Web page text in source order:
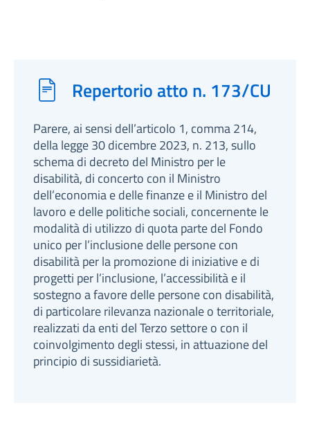
Repertorio atto n. 173/CU
Parere, ai sensi dell’articolo 1, comma 214,
della legge 30 dicembre 2023, n. 213, sullo
schema di decreto del Ministro per le
disabilità, di concerto con il Ministro
dell’economia e delle finanze e il Ministro del
lavoro e delle politiche sociali, concernente le
modalità di utilizzo di quota parte del Fondo
unico per l’inclusione delle persone con
disabilità per la promozione di iniziative e di
progetti per l’inclusione, l’accessibilità e il
sostegno a favore delle persone con disabilità,
di particolare rilevanza nazionale o territoriale,
realizzati da enti del Terzo settore o con il
coinvolgimento degli stessi, in attuazione del
principio di sussidiarietà.